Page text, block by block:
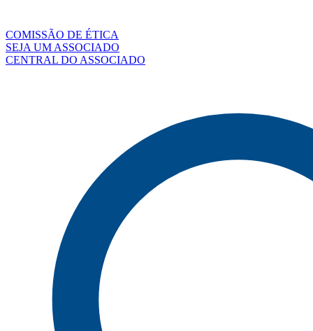
COMISSÃO DE ÉTICA
SEJA UM ASSOCIADO
CENTRAL DO ASSOCIADO